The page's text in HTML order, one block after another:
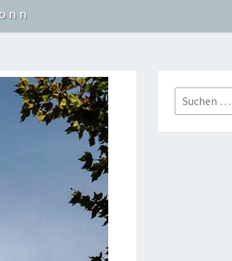
Suchen
nach: